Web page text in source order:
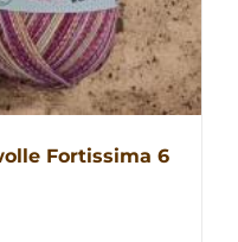
Fortissima 6